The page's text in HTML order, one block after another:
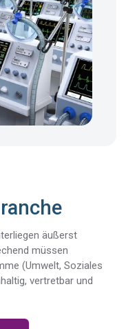
äußerst
müssen
(Umwelt, Soziales
vertretbar und